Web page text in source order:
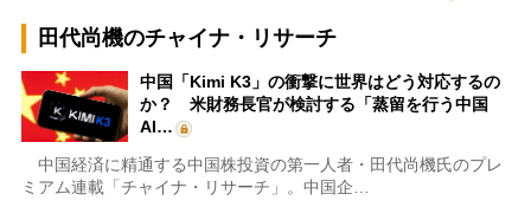
田代尚機のチャイナ・リサーチ
中国「Kimi K3」の衝撃に世界はどう対応するの
か？ 米財務長官が検討する「蒸留を行う中国
AI…
中国経済に精通する中国株投資の第一人者・田代尚機氏のプレ
ミアム連載「チャイナ・リサーチ」。中国企…